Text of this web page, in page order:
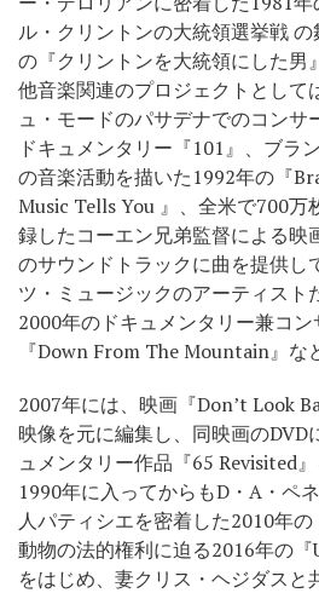
ル・クリントンの大統領選挙戦
の『クリントンを大統領にした男
他音楽関連のプロジェクトとして
ュ・モードのパサデナでのコンサ
ドキュメンタリー『101』、ブラ
の音楽活動を描いた1992年の『
Music Tells You 』、全米で700万
録したコーエン兄弟監督による映
のサウンドトラックに曲を提供し
ツ・ミュージックのアーティスト
2000年のドキュメンタリー兼コ
『Down From The Mountain』な
2007年には、映画『Don’t Look
映像を元に編集し、同映画のDVD
ュメンタリー作品『65 Revisited』
1990年に入ってからもD・A・ペ
人パティシエを密着した2010年
動物の法的権利に迫る2016年の『
をはじめ、妻クリス・ヘジダスと